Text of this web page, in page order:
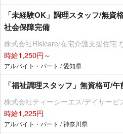
「未経験OK」調理スタッフ/無資
社会保障完備
株式会社Risicare/在宅介護支援住宅
時給1,250円～
アルバイト・パート / 愛知県
「福祉調理スタッフ」無資格可/
株式会社ティーシーエス/デイサービ
時給1,225円
アルバイト・パート / 神奈川県